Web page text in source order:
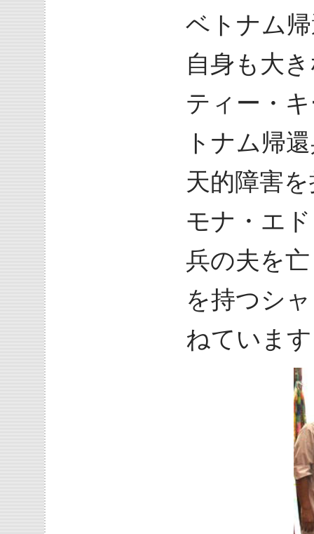
ベトナム
自身も大
ティー・
トナム帰
天的障害
モナ・エ
兵の夫を
を持つシ
ねていま